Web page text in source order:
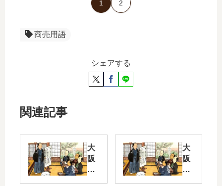
1 2
商売用語
シェアする
関連記事
大
阪
弁
大
阪
弁